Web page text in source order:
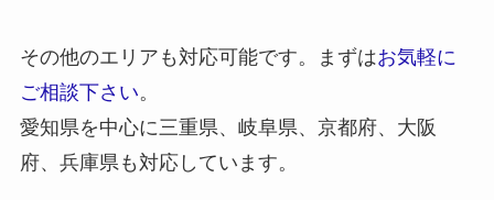
その他のエリアも対応可能です。まずはお気軽に
ご相談下さい。
愛知県を中心に三重県、岐阜県、京都府、大阪
府、兵庫県も対応しています。